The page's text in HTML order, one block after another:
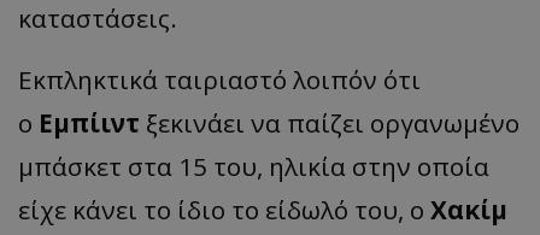
καταστάσεις.
Εκπληκτικά ταιριαστό λοιπόν ότι
ο Εμπίιντ ξεκινάει να παίζει οργανωμένο
μπάσκετ στα 15 του, ηλικία στην οποία
είχε κάνει το ίδιο το είδωλό του, ο Χακίμ